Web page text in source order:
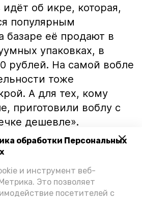
обработки Персональных
и инструмент веб-
Это позволяет
посетителей с
об икре, которая,
популярным
базаре её продают в
упаковках, в
рублей. На самой вобле
тоже
А для тех, кому
приготовили воблу с
дешевле».